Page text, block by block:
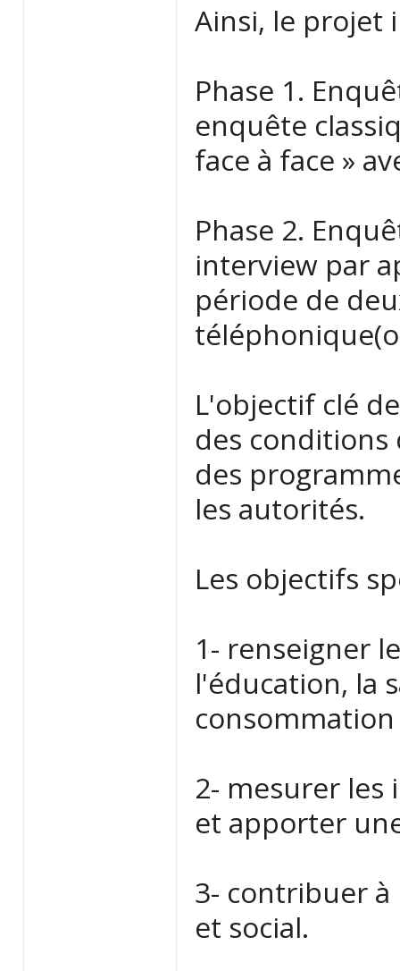
Ainsi, le projet
Phase 1.
enquête
face à face »
Phase 2.
interview par
période de
L'objectif clé
des conditions
des
les autorités.
Les objectifs
1- renseigner
l'éducation, la
2- mesurer les
et apporter
3- contribuer
et social.